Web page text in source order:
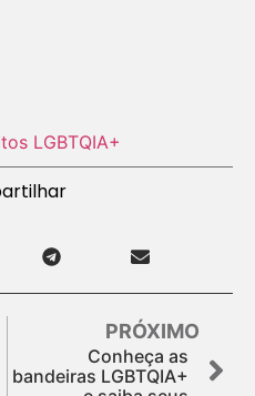
LGBTQIA+
PRÓXIMO
Conheça as
bandeiras LGBTQIA+